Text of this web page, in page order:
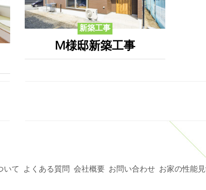
新築工事
M様邸新築工事
いて よくある質問 会社概要 お問い合わせ お家の性能
新築完成見学会